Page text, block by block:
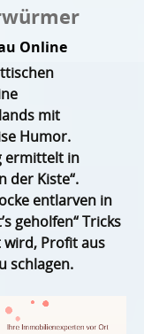
Online
mit
Humor.
ermittelt in
der Kiste“.
entlarven in
geholfen“ Tricks
Profit aus
schlagen.